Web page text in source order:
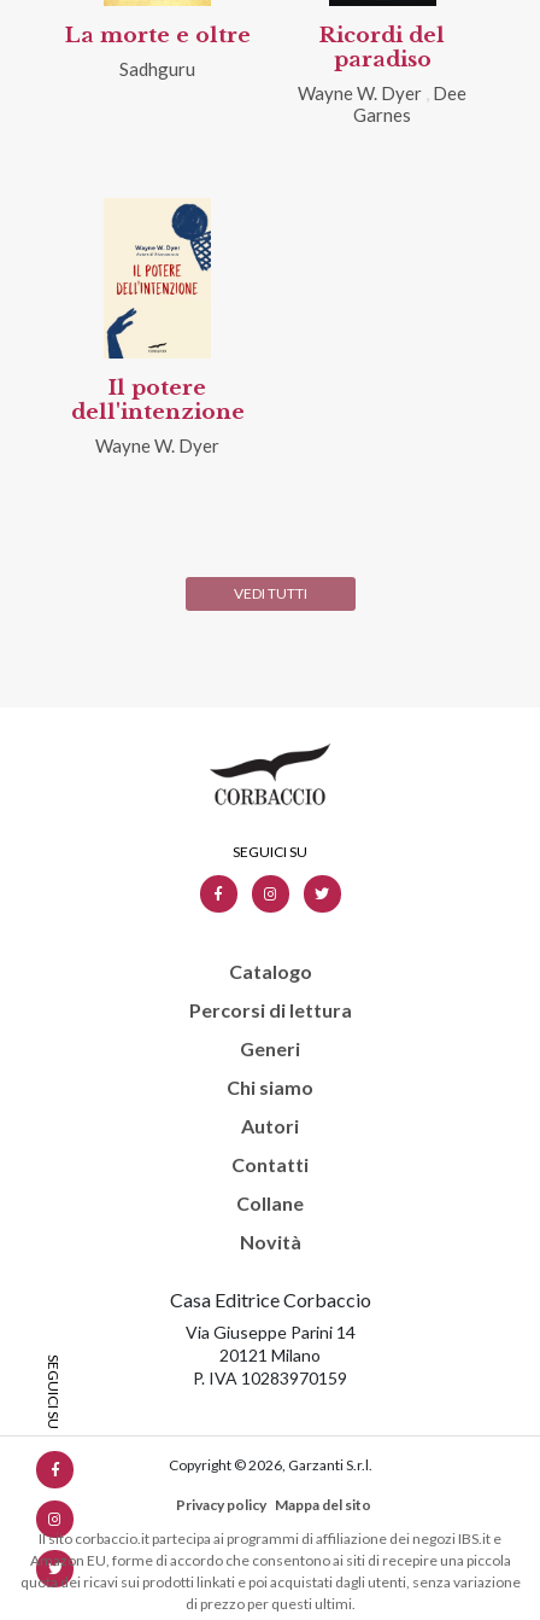
La morte e oltre
Sadhguru
Ricordi del
paradiso
Wayne W. Dyer , Dee
Garnes
Il potere
dell'intenzione
Wayne W. Dyer
VEDI TUTTI
Catalogo
Percorsi di lettura
Generi
Chi siamo
Autori
Contatti
Collane
Novità
Casa Editrice Corbaccio
Via Giuseppe Parini 14
20121 Milano
P. IVA 10283970159
Copyright © 2026, Garzanti S.r.l.
Privacy policy Mappa del sito
Il sito corbaccio.it partecipa ai programmi di affiliazione dei negozi IBS.it e
Amazon EU, forme di accordo che consentono ai siti di recepire una piccola
quota dei ricavi sui prodotti linkati e poi acquistati dagli utenti, senza variazione
di prezzo per questi ultimi.